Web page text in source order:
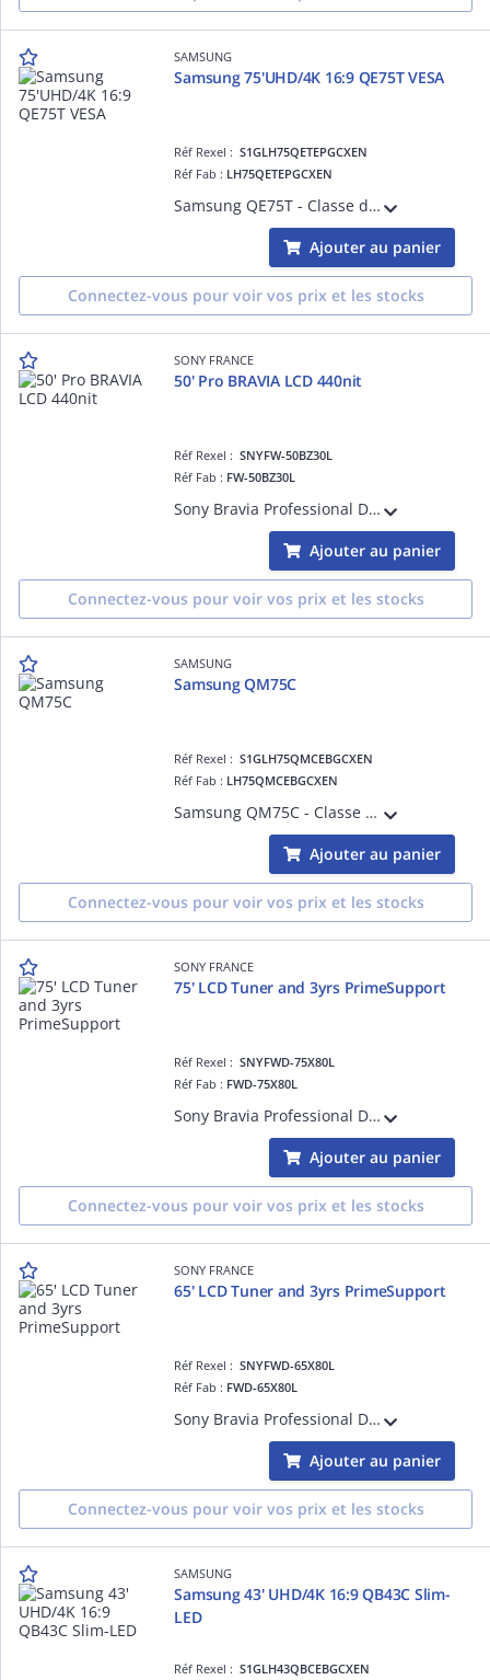
SAMSUNG
Samsung 75'UHD/4K 16:9 QE75T VESA
Réf Rexel :S1GLH75QETEPGCXEN
Réf Fab : LH75QETEPGCXEN
Samsung QE75T - Classe de diagonale 75' QET Series écran LCD rétro-éclairé par LED - signalisation numérique - 4K UHD (2160p) 3840 x 2160
Ajouter au panier
Connectez-vous pour voir vos prix et les stocks
SONY FRANCE
50' Pro BRAVIA LCD 440nit
Réf Rexel :SNYFW-50BZ30L
Réf Fab : FW-50BZ30L
Sony Bravia Professional Displays FW-50BZ30L - Classe de diagonale 50' BZ30L Series écran LCD rétro-éclairé par LED - signalisation numérique - Android TV - 4K UHD (2160p) 3840 x 2160 - HDR - Direct LED
Ajouter au panier
Connectez-vous pour voir vos prix et les stocks
SAMSUNG
Samsung QM75C
Réf Rexel :S1GLH75QMCEBGCXEN
Réf Fab : LH75QMCEBGCXEN
Samsung QM75C - Classe de diagonale 75' QMC Series écran LCD rétro-éclairé par LED - Crystal UHD - signalisation numérique - Tizen OS - 4K UHD (2160p) 3840 x 2160 - DEL de façade - noir
Ajouter au panier
Connectez-vous pour voir vos prix et les stocks
SONY FRANCE
75' LCD Tuner and 3yrs PrimeSupport
Réf Rexel :SNYFWD-75X80L
Réf Fab : FWD-75X80L
Sony Bravia Professional Displays FWD-75X80L - Classe de diagonale 75' (74.5' visualisable) - X80L Series écran LCD rétro-éclairé par LED - avec tuner TV - signalisation numérique - Smart TV - Google TV - 4K UHD (2160p) 3840 x 2160 - HDR -
Ajouter au panier
Connectez-vous pour voir vos prix et les stocks
SONY FRANCE
65' LCD Tuner and 3yrs PrimeSupport
Réf Rexel :SNYFWD-65X80L
Réf Fab : FWD-65X80L
Sony Bravia Professional Displays FWD-65X80L - Classe de diagonale 65' (64.5' visualisable) - X80L Series écran LCD rétro-éclairé par LED - avec tuner TV - signalisation numérique - Smart TV - Google TV - 4K UHD (2160p) 3840 x 2160 - HDR -
Ajouter au panier
Connectez-vous pour voir vos prix et les stocks
SAMSUNG
Samsung 43' UHD/4K 16:9 QB43C Slim-
LED
Réf Rexel :S1GLH43QBCEBGCXEN